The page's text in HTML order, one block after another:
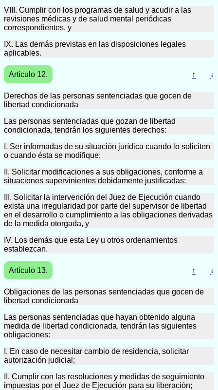
VIII. Cumplir con los programas de salud y acudir a las
revisiones médicas y de salud mental periódicas
correspondientes, y
IX. Las demás previstas en las disposiciones legales
aplicables.
Artículo 12. ↑ ↓
Derechos de las personas sentenciadas que gocen de
libertad condicionada
Las personas sentenciadas que gozan de libertad
condicionada, tendrán los siguientes derechos:
I. Ser informadas de su situación jurídica cuando lo soliciten
o cuando ésta se modifique;
II. Solicitar modificaciones a sus obligaciones, conforme a
situaciones supervinientes debidamente justificadas;
III. Solicitar la intervención del Juez de Ejecución cuando
exista una irregularidad por parte del supervisor de libertad
en el desarrollo o cumplimiento a las obligaciones derivadas
de la medida otorgada, y
IV. Los demás que esta Ley u otros ordenamientos
establezcan.
Artículo 13. ↑ ↓
Obligaciones de las personas sentenciadas que gocen de
libertad condicionada
Las personas sentenciadas que hayan obtenido alguna
medida de libertad condicionada, tendrán las siguientes
obligaciones:
I. En caso de necesitar cambio de residencia, solicitar
autorización judicial;
II. Cumplir con las resoluciones y medidas de seguimiento
impuestas por el Juez de Ejecución para su liberación;